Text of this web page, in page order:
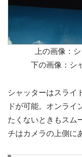
上の画像：
下の画像：シ
シャッターはスライ
ドが可能。オンライ
たくないときもスム
チはカメラの上側に